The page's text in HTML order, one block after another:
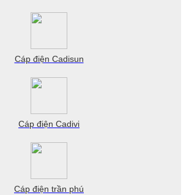
Cáp điện Cadisun
Cáp điện Cadivi
Cáp điện trần phú